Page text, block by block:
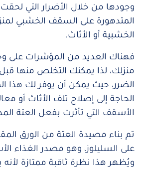
وجودها من خلال الأضرار التي لحقت
المتدهورة على السقف الخشبي
الخشبية أو الأثاث.
فهناك العديد من المؤشرات على
منزلك، لذا يمكنك التخلص منها
الضرر، حيث يمكن أن يوفر لك هذا
الحاجة إلى إصلاح تلف الأثاث أو
الأسقف التي تأثرت بفعل العتة
تم بناء مصيدة العتة من الورق
على السليلوز، وهو مصدر الغذاء
ويُظهر هذا نظرة ثاقبة ممتازة